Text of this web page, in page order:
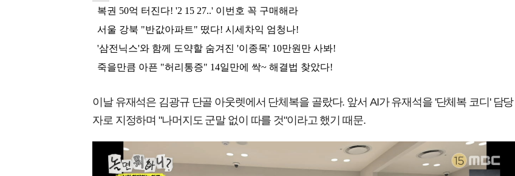
이날 유재석은 김광규 단골 아웃렛에서 단체복을 골랐다. 앞서 AI가 유재석을 '단체복 코디' 담당
자로 지정하며 "나머지도 군말 없이 따를 것"이라고 했기 때문.